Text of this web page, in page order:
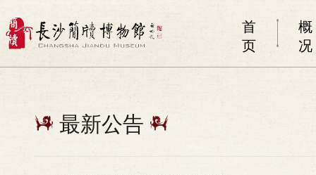
首
页
概
况
最新公告